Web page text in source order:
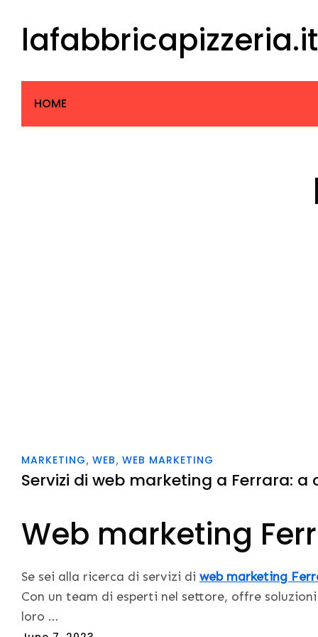
contentlafabbricapizzeria.it
HOME
MARKETING WEB WEB MARKETING
Servizi di web marketing a Ferrara: a
Web marketing
Se sei alla ricerca di servizi di web marketing
Con un team di esperti nel settore, offre
loro …